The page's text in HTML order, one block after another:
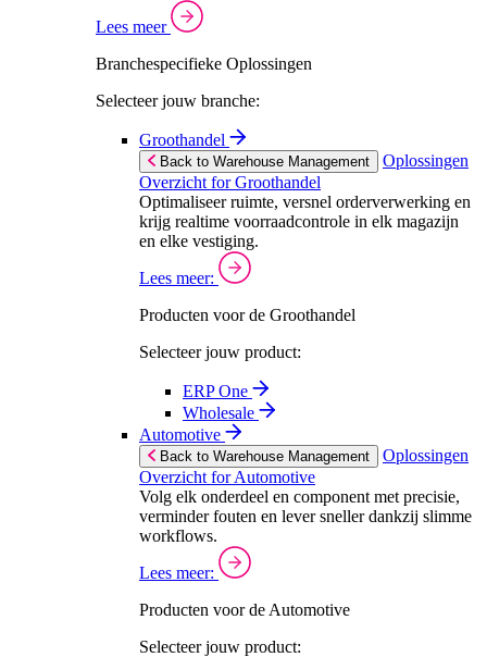
Lees meer
Branchespecifieke Oplossingen
Selecteer jouw branche:
Groothandel
Back to Warehouse Management
Oplossingen
Overzicht for Groothandel
Optimaliseer ruimte, versnel orderverwerking en
krijg realtime voorraadcontrole in elk magazijn
en elke vestiging.
Lees meer:
Producten voor de Groothandel
Selecteer jouw product:
ERP One
Wholesale
Automotive
Back to Warehouse Management
Oplossingen
Overzicht for Automotive
Volg elk onderdeel en component met precisie,
verminder fouten en lever sneller dankzij slimme
workflows.
Lees meer:
Producten voor de Automotive
Selecteer jouw product: